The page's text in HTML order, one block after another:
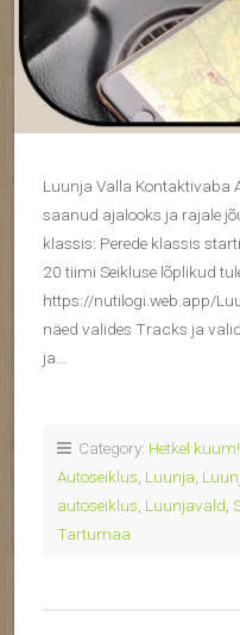
Luunja Valla Kontaktivaba
saanud ajalooks ja rajale
klassis: Perede klassis
20 tiimi Seikluse lõplikud
https://nutilogi.web.app/
näed valides Tracks ja
ja…
Category: Hetkel kuum!
Autoseiklus Luunja
autoseiklus Luunjavald
Tartumaa